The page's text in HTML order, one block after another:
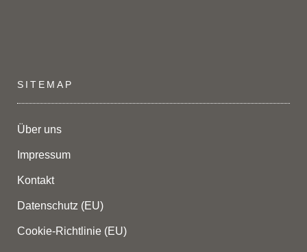
SITEMAP
Über uns
Impressum
Kontakt
Datenschutz (EU)
Cookie-Richtlinie (EU)